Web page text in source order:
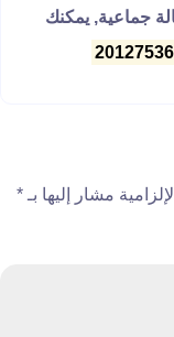
جماعية, يمكنك
مشار إليها بـ *